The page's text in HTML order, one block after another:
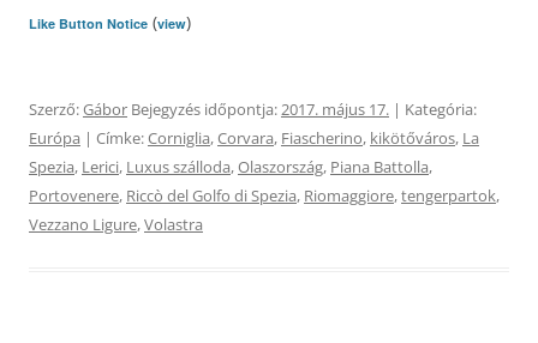
Like Button Notice (view)
Szerző:Gábor Bejegyzés időpontja:2017. május 17. | Kategória:
Európa | Címke:Corniglia,Corvara, Fiascherino, kikötőváros, La
Spezia, Lerici, Luxus szálloda,Olaszország, Piana Battolla,
Portovenere, Riccò del Golfo di Spezia, Riomaggiore,tengerpartok,
Vezzano Ligure,Volastra